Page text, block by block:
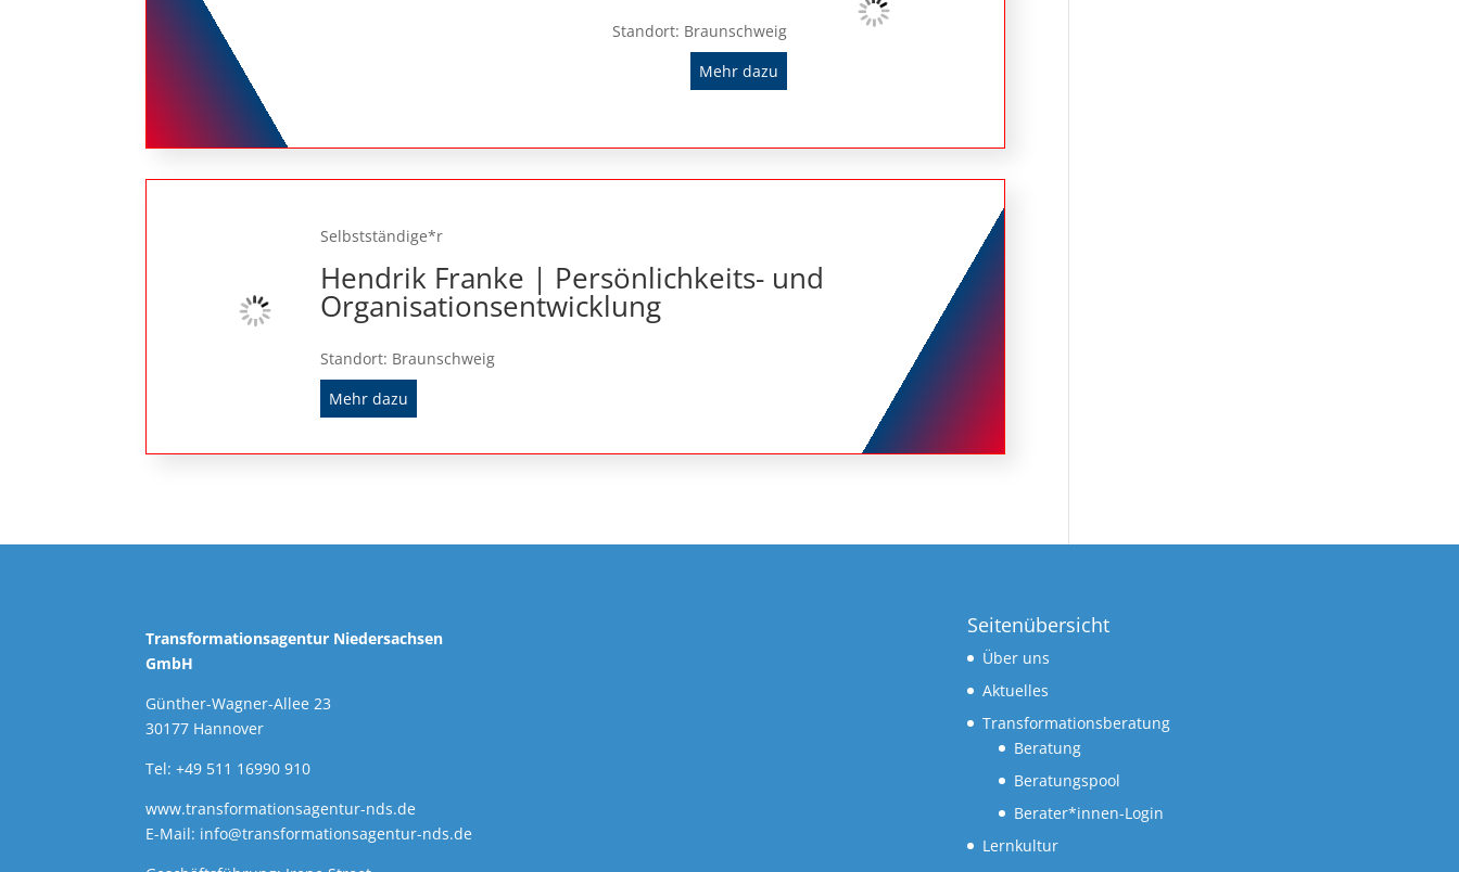
Standort: Braunschweig
Mehr dazu
Selbstständige*r
Hendrik Franke | Persönlichkeits- und
Organisationsentwicklung
Standort: Braunschweig
Mehr dazu
Transformationsagentur Niedersachsen
GmbH
Günther-Wagner-Allee 23
30177 Hannover
Tel: +49 511 16990 910
www.transformationsagentur-nds.de
E-Mail: info@transformationsagentur-nds.de
Seitenübersicht
Über uns
Aktuelles
Transformationsberatung
Beratung
Beratungspool
Berater*innen-Login
Lernkultur